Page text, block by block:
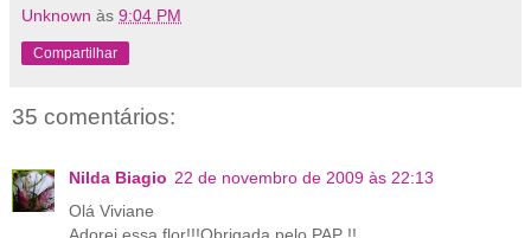
Unknown às 9:04 PM
Compartilhar
35 comentários:
Nilda Biagio 22 de novembro de 2009 às 22:13
Olá Viviane